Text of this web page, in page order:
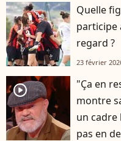
Quelle
participe
regard ?
23 février
player2
"Ça en
montre
un cadre
pas en